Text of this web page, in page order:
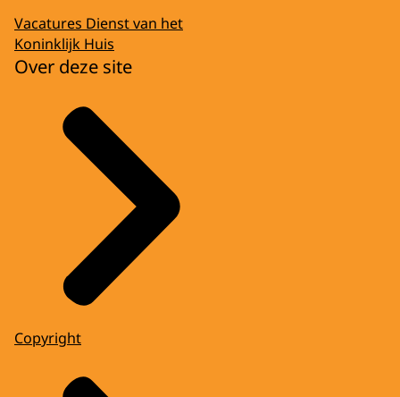
Vacatures Dienst van het
Koninklijk Huis
Over deze site
Copyright